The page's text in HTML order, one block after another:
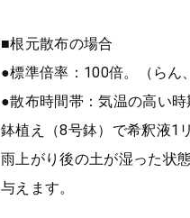
■根元散布の場合
●標準倍率：100倍。（らん
●散布時間帯：気温の高い
鉢植え（8号鉢）で希釈液1
雨上がり後の土が湿った状
与えます。